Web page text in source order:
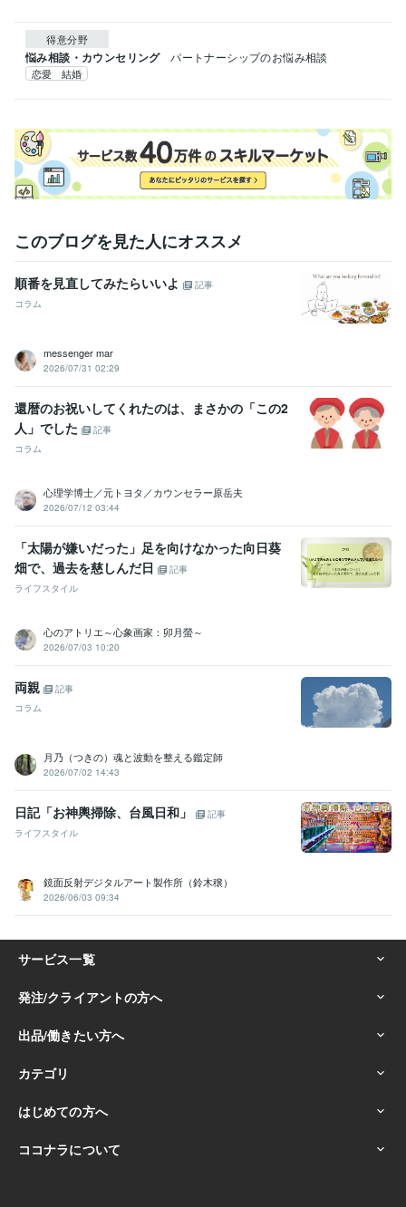
得意分野
悩み相談・カウンセリング パートナーシップのお悩み相談
恋愛 結婚
このブログを見た人にオススメ
順番を見直してみたらいいよ
記事
コラム
messenger mar
2026/07/31 02:29
還暦のお祝いしてくれたのは、まさかの「この2
人」でした
記事
コラム
心理学博士／元トヨタ／カウンセラー原岳夫
2026/07/12 03:44
「太陽が嫌いだった」足を向けなかった向日葵
畑で、過去を慈しんだ日
記事
ライフスタイル
心のアトリエ～心象画家：卯月螢～
2026/07/03 10:20
両親
記事
コラム
月乃（つきの）魂と波動を整える鑑定師
2026/07/02 14:43
日記「お神輿掃除、台風日和」
記事
ライフスタイル
鏡面反射デジタルアート製作所（鈴木穣）
2026/06/03 09:34